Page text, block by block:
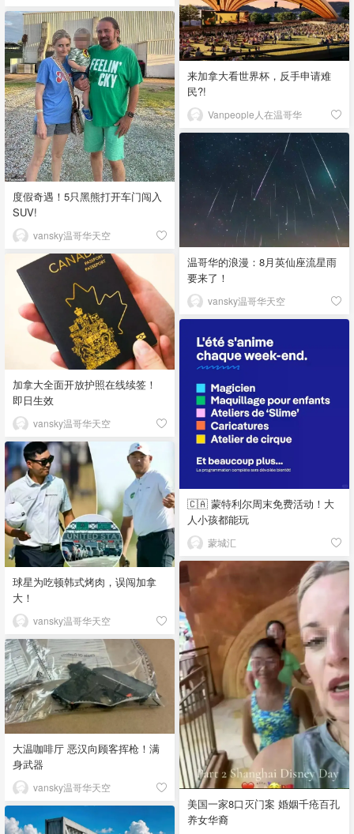
来加拿大看世界杯，反手申请难
民?!
Vanpeople人在温哥华
度假奇遇！5只黑熊打开车门闯入
SUV!
vansky温哥华天空
温哥华的浪漫：8月英仙座流星雨
要来了！
vansky温哥华天空
加拿大全面开放护照在线续签！
即日生效
vansky温哥华天空
🇨🇦 蒙特利尔周末免费活动！大
人小孩都能玩
蒙城汇
球星为吃顿韩式烤肉，误闯加拿
大！
vansky温哥华天空
美国一家8口灭门案 婚姻千疮百孔
养女华裔
大温咖啡厅 恶汉向顾客挥枪！满
身武器
vansky温哥华天空